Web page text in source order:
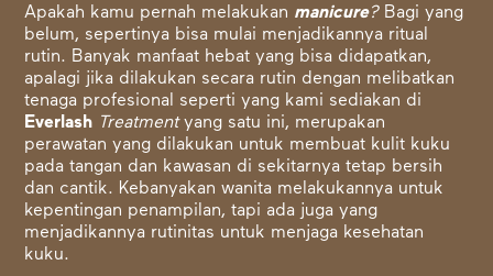
Apakah kamu pernah melakukan manicure?Bagi yang
belum, sepertinya bisa mulai menjadikannya ritual
rutin. Banyak manfaat hebat yang bisa didapatkan,
apalagi jika dilakukan secara rutin dengan melibatkan
tenaga profesional seperti yang kami sediakan di
Everlash Treatmentyang satu ini, merupakan
perawatan yang dilakukan untuk membuat kulit kuku
pada tangan dan kawasan di sekitarnya tetap bersih
dan cantik. Kebanyakan wanita melakukannya untuk
kepentingan penampilan, tapi ada juga yang
menjadikannya rutinitas untuk menjaga kesehatan
kuku.